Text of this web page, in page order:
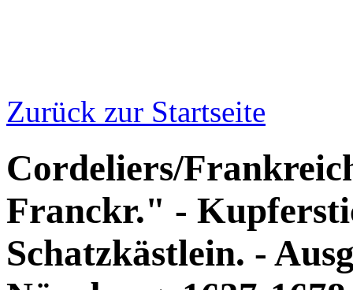
Zurück zur Startseite
Cordeliers/
Franckr." -
Schatzkästlein. -